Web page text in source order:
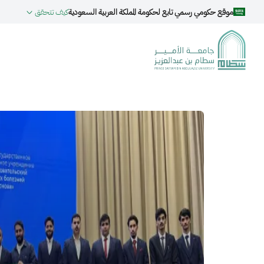
تجاوز إلى المحتوى الرئيسي
موقع حكومي رسمي تابع لحكومة المملكة العربية السعوديةكيف تتحقق
الصورة